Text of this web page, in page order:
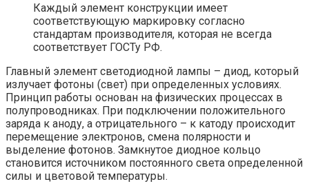
Каждый элемент конструкции имеет
соответствующую маркировку согласно
стандартам производителя, которая не всегда
соответствует ГОСТу РФ.
Главный элемент светодиодной лампы – диод, который
излучает фотоны (свет) при определенных условиях.
Принцип работы основан на физических процессах в
полупроводниках. При подключении положительного
заряда к аноду, а отрицательного – к катоду происходит
перемещение электронов, смена полярности и
выделение фотонов. Замкнутое диодное кольцо
становится источником постоянного света определенной
силы и цветовой температуры.